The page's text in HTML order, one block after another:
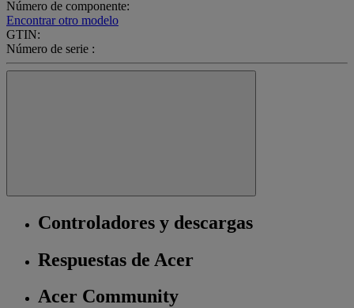
Número de componente:
Encontrar otro modelo
GTIN:
Número de serie :
Controladores y descargas
Respuestas de Acer
Acer Community